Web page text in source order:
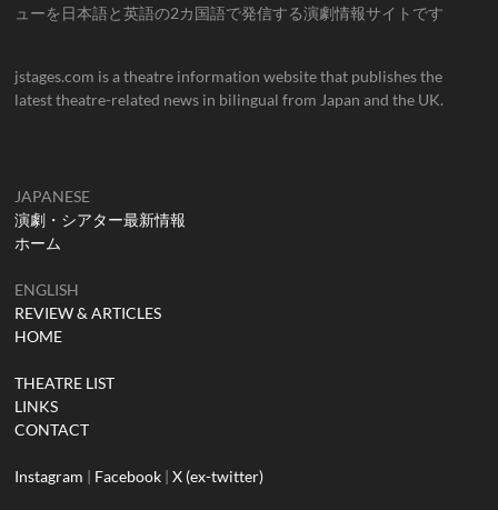
ューを日本語と英語の2カ国語で発信する演劇情報サイトです
jstages.com is a theatre information website that publishes the
latest theatre-related news in bilingual from Japan and the UK.
JAPANESE
演劇・シアター最新情報
ホーム
ENGLISH
REVIEW & ARTICLES
HOME
THEATRE LIST
LINKS
CONTACT
Instagram | Facebook |X (ex-twitter)